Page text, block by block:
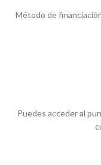
Método de
Puedes acceder al